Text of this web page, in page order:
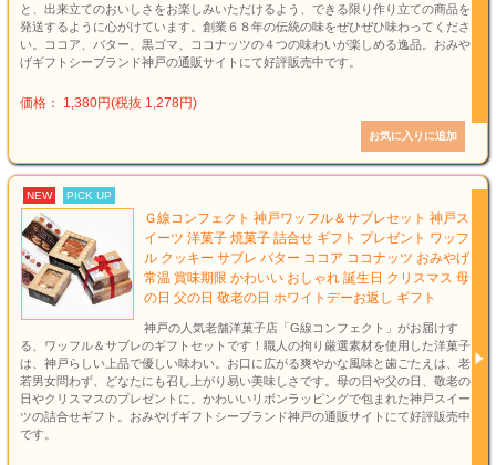
と、出来立てのおいしさをお楽しみいただけるよう、できる限り作り立ての商品を
発送するように心がけています。創業６８年の伝統の味をぜひぜひ味わってくださ
い。ココア、バター、黒ゴマ、ココナッツの４つの味わいが楽しめる逸品。おみや
げギフトシーブランド神戸の通販サイトにて好評販売中です。
価格： 1,380円(税抜 1,278円)
NEW PICK UP
Ｇ線コンフェクト 神戸ワッフル＆サブレセット 神戸ス
イーツ 洋菓子 焼菓子 詰合せ ギフト プレゼント ワッフ
ル クッキー サブレ バター ココア ココナッツ おみやげ
常温 賞味期限 かわいい おしゃれ 誕生日 クリスマス 母
の日 父の日 敬老の日 ホワイトデーお返し ギフト
神戸の人気老舗洋菓子店「G線コンフェクト」がお届けす
る、ワッフル＆サブレのギフトセットです！職人の拘り厳選素材を使用した洋菓子
は、神戸らしい上品で優しい味わい。お口に広がる爽やかな風味と歯ごたえは、老
若男女問わず、どなたにも召し上がり易い美味しさです。母の日や父の日、敬老の
日やクリスマスのプレゼントに。かわいいリボンラッピングで包まれた神戸スイー
ツの詰合せギフト。おみやげギフトシーブランド神戸の通販サイトにて好評販売中
です。